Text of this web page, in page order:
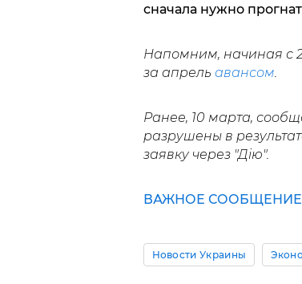
сначала нужно
Напомним, начиная с
за апрель авансом
Ранее, 10 марта,
разрушены в
заявку через "Дію".
ВАЖНОЕ СООБЩЕНИЕ
Новости Украины